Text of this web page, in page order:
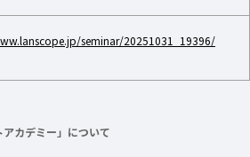
seminar/20251031_19396/
カデミー」について